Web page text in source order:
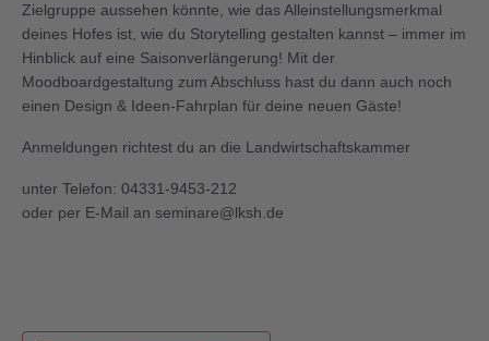
Zielgruppe aussehen könnte, wie das Alleinstellungsmerkmal
deines Hofes ist, wie du Storytelling gestalten kannst – immer im
Hinblick auf eine Saisonverlängerung! Mit der
Moodboardgestaltung zum Abschluss hast du dann auch noch
einen Design & Ideen-Fahrplan für deine neuen Gäste!
Anmeldungen richtest du an die Landwirtschaftskammer
unter Telefon: 04331-9453-212
oder per E-Mail an seminare@lksh.de